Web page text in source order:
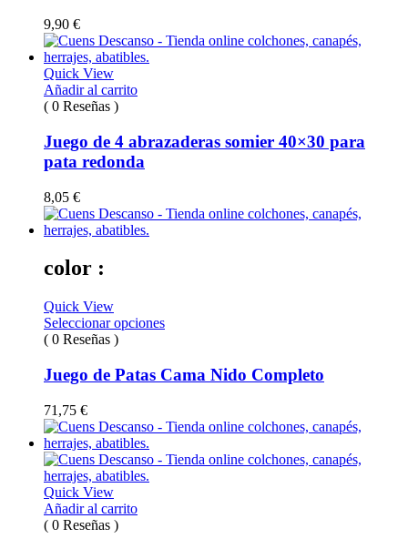
9,90 €
Quick View
Añadir al carrito
( 0 Reseñas )
Juego de 4 abrazaderas somier 40×30 para
pata redonda
8,05 €
color :
Quick View
Seleccionar opciones
( 0 Reseñas )
Juego de Patas Cama Nido Completo
71,75 €
Quick View
Añadir al carrito
( 0 Reseñas )